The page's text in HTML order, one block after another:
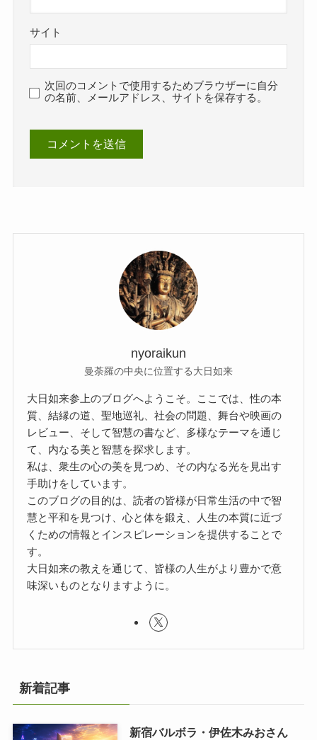
サイト
次回のコメントで使用するためブラウザーに自分
の名前、メールアドレス、サイトを保存する。
nyoraikun
曼荼羅の中央に位置する大日如来
大日如来参上のブログへようこそ。ここでは、性の本
質、結縁の道、聖地巡礼、社会の問題、舞台や映画の
レビュー、そして智慧の書など、多様なテーマを通じ
て、内なる美と智慧を探求します。
私は、衆生の心の美を見つめ、その内なる光を見出す
手助けをしています。
このブログの目的は、読者の皆様が日常生活の中で智
慧と平和を見つけ、心と体を鍛え、人生の本質に近づ
くための情報とインスピレーションを提供することで
す。
大日如来の教えを通じて、皆様の人生がより豊かで意
味深いものとなりますように。
新着記事
新宿バルボラ・伊佐木みおさん